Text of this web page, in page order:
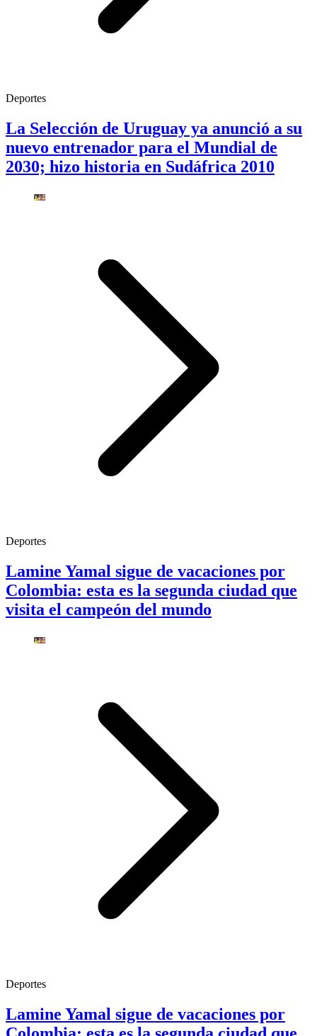
Deportes
La Selección de Uruguay ya anunció a su
nuevo entrenador para el Mundial de
2030; hizo historia en Sudáfrica 2010
Deportes
Lamine Yamal sigue de vacaciones por
Colombia: esta es la segunda ciudad que
visita el campeón del mundo
Deportes
Lamine Yamal sigue de vacaciones por